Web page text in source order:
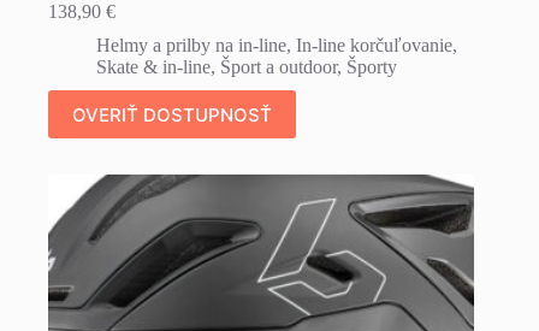
138,90 €
Helmy a prilby na in-line, In-line korčuľovanie,
Skate & in-line, Šport a outdoor, Športy
OVERIŤ DOSTUPNOSŤ